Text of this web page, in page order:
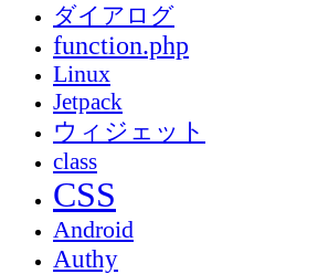
ダイアログ
function.php
Linux
Jetpack
ウィジェット
class
CSS
Android
Authy